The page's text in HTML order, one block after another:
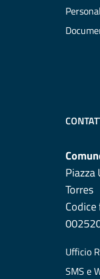
Torres
Codice
Ufficio
SMS e